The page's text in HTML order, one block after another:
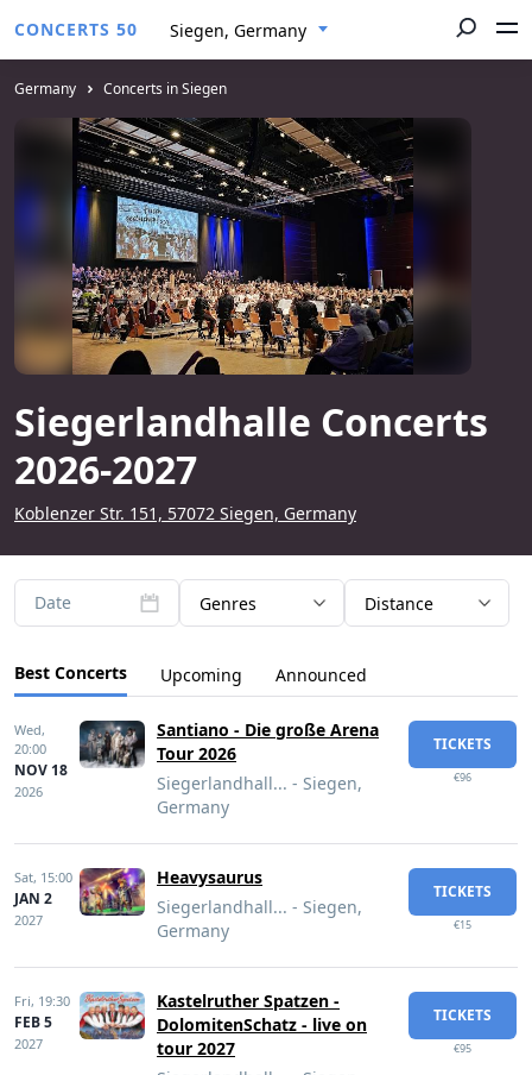
CONCERTS 50 Siegen, Germany
Germany Concerts in Siegen
Siegerlandhalle Concerts
2026-2027
Koblenzer Str. 151, 57072 Siegen, Germany
Date Genres Distance
Best Concerts Upcoming Announced
Wed,
20:00
NOV 18
2026
Santiano - Die große Arena
Tour 2026
Siegerlandhall... - Siegen,
Germany
TICKETS
€96
Sat, 15:00
JAN 2
2027
Heavysaurus
Siegerlandhall... - Siegen,
Germany
TICKETS
€15
Fri, 19:30
FEB 5
2027
Kastelruther Spatzen -
DolomitenSchatz - live on
tour 2027
TICKETS
€95